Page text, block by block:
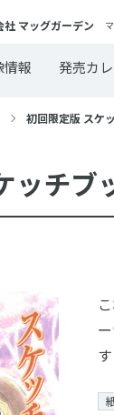
社 マッグガーデン
情報 発売カ
初回限定版 スケ
ッチブ
す